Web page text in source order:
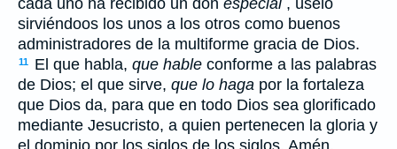
cada uno ha recibido un don especial, úselo
sirviéndoos los unos a los otros como buenos
administradores de la multiforme gracia de Dios.
11 El que habla, que hable conforme a las palabras
de Dios; el que sirve, que lo haga por la fortaleza
que Dios da, para que en todo Dios sea glorificado
mediante Jesucristo, a quien pertenecen la gloria y
el dominio por los siglos de los siglos. Amén.